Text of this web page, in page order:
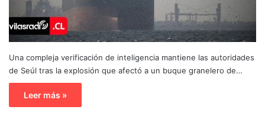
Una compleja verificación de inteligencia mantiene las autoridades
de Seúl tras la explosión que afectó a un buque granelero de…
Leer más »